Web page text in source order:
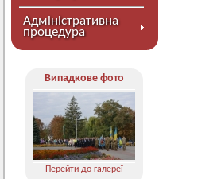
Адміністративна
процедура
Випадкове фото
Перейти до галереї